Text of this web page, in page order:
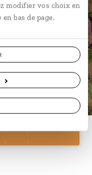
modifier vos choix en
bas de page.
spécialiste Australie
03